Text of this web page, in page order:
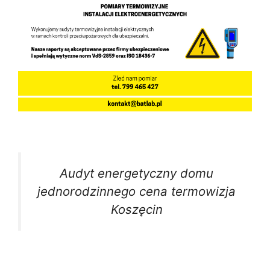
Audyt energetyczny domu
jednorodzinnego cena termowizja
Koszęcin